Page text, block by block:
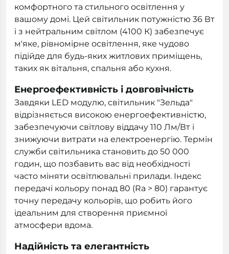
комфортного та стильного освітлення у
вашому домі. Цей світильник потужністю 36 Вт
і з нейтральним світлом (4100 К) забезпечує
м'яке, рівномірне освітлення, яке чудово
підійде для будь-яких житлових приміщень,
таких як вітальня, спальня або кухня.
Енергоефективність і довговічність
Завдяки LED модулю, світильник "Зельда"
відрізняється високою енергоефективністю,
забезпечуючи світлову віддачу 110 Лм/Вт і
знижуючи витрати на електроенергію. Термін
служби світильника становить до 50 000
годин, що позбавить вас від необхідності
часто міняти освітлювальні прилади. Індекс
передачі кольору понад 80 (Ra > 80) гарантує
точну передачу кольорів, що робить його
ідеальним для створення приємної
атмосфери вдома.
Надійність та елегантність